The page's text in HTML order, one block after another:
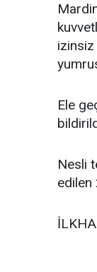
izinsiz
Ele
Nesli
edilen
İLKHA